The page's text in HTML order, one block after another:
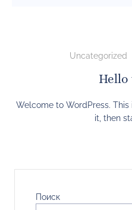
Uncategorized
Hello
Welcome to WordPress.
it, then
Поиск